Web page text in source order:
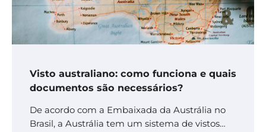
Visto australiano: como funciona e quais
documentos são necessários?
De acordo com a Embaixada da Austrália no
Brasil, a Austrália tem um sistema de vistos…